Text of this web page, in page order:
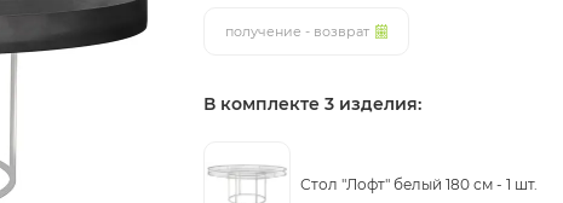
Скамейки
Фуршетная мебель
получение - возврат
В комплекте 3 изделия:
Стол "Лофт" белый 180 см - 1 шт.